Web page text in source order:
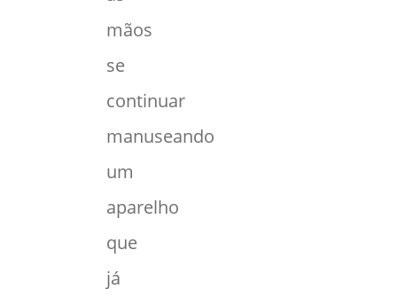
mãos
se
continuar
manuseando
um
aparelho
que
já